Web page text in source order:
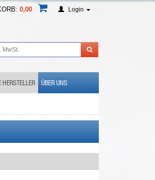
0,00 Login
HERSTELLER ÜBER UNS